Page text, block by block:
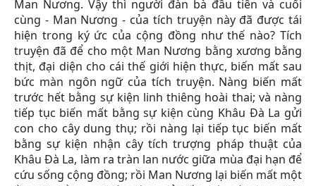
Man Nương. Vậy thì người đàn bà đầu tiên và cuối
cùng - Man Nương - của tích truyện này đã được tái
hiện trong ký ức của cộng đồng như thế nào? Tích
truyện đã để cho một Man Nương bằng xương bằng
thịt, đại diện cho cái thế giới hiện thực, biến mất sau
bức màn ngôn ngữ của tích truyện. Nàng biến mất
trước hết bằng sự kiện linh thiêng hoài thai; và nàng
tiếp tục biến mất bằng sự kiện cùng Khâu Đà La gửi
con cho cây dung thụ; rồi nàng lại tiếp tục biến mất
bằng sự kiện nhận cây tích trượng pháp thuật của
Khâu Đà La, làm ra tràn lan nước giữa mùa đại hạn để
cứu sống cộng đồng; rồi Man Nương lại biến mất một